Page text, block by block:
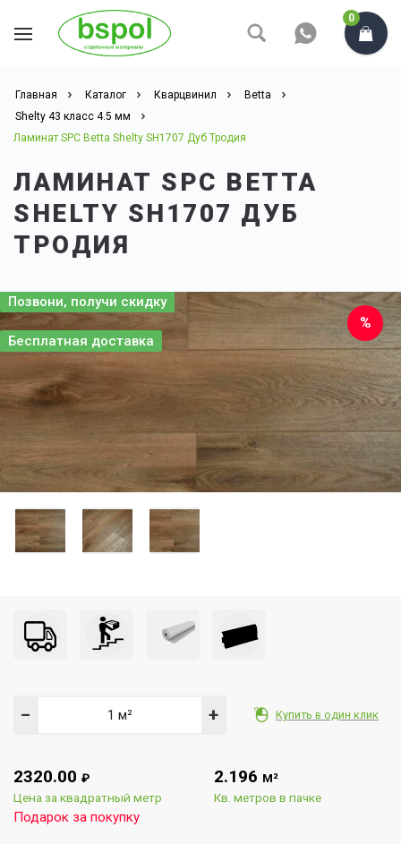
0
Главная Каталог Кварцвинил
Betta
Shelty 43 класс 4.5 мм
Ламинат SPC Betta Shelty SH1707 Дуб Тродия
ЛАМИНАТ SPC BETTA
SHELTY SH1707 ДУБ
ТРОДИЯ
Позвони, получи скидку
Бесплатная доставка
Купить в один клик
− +
2320.00 ₽
Цена за квадратный метр
Подарок за покупку
2.196 М²
Кв. метров в пачке